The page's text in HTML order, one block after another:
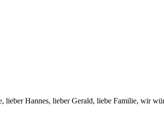
Hannes, lieber Gerald, liebe Familie, wir